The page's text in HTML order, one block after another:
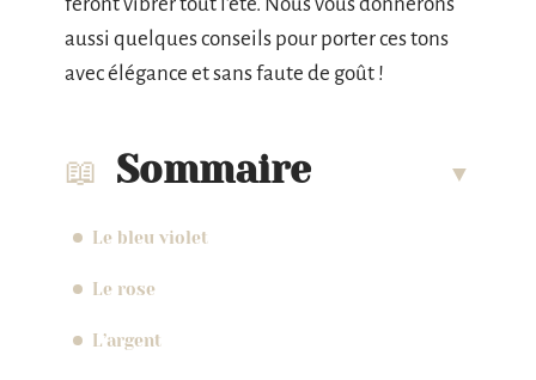
aussi quelques conseils pour porter ces tons
avec élégance et sans faute de goût !
Sommaire
Le bleu violet
Le rose
L’argent